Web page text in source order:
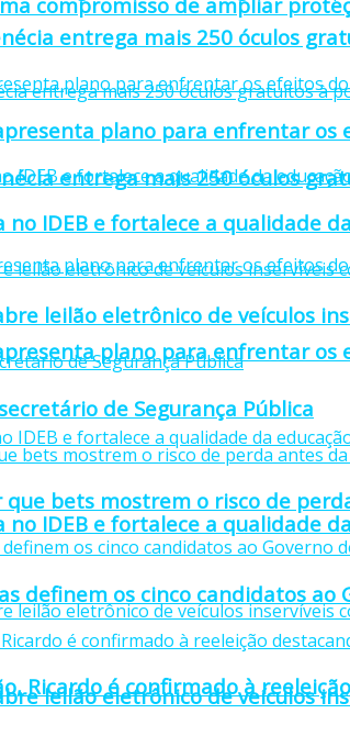
entrega mais 250 óculos
plano para enfrentar os
no IDEB e fortalece a qualidade
leilão eletrônico de veículos
entrega mais 250 óculos
plano para enfrentar os
no IDEB e fortalece a qualidade
leilão eletrônico de veículos
de Segurança Pública
bets mostrem o risco de
definem os cinco candidatos ao
Ricardo é confirmado à